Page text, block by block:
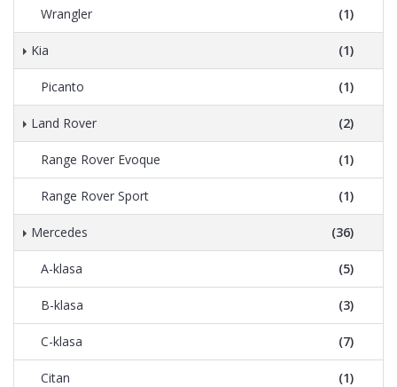
Wrangler (1)
Kia (1)
Picanto (1)
Land Rover (2)
Range Rover Evoque (1)
Range Rover Sport (1)
Mercedes (36)
A-klasa (5)
B-klasa (3)
C-klasa (7)
Citan (1)